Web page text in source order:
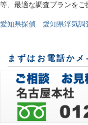
等、最適な調査プランをご
愛知県探偵 愛知県浮気
まずはお電話か